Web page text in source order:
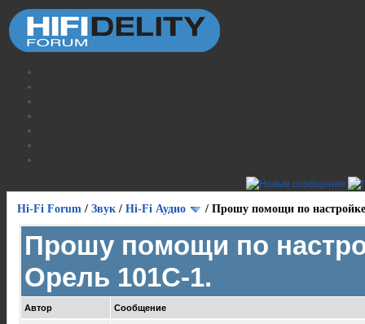
Hi-Fi Forum / Звук / Hi-Fi Аудио / Прошу помощи по
Прошу помощи по
Орель 101С-1.
Автор Сообщение